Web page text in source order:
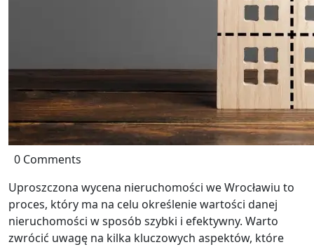
0 Comments
Uproszczona wycena nieruchomości we Wrocławiu to
proces, który ma na celu określenie wartości danej
nieruchomości w sposób szybki i efektywny. Warto
zwrócić uwagę na kilka kluczowych aspektów, które